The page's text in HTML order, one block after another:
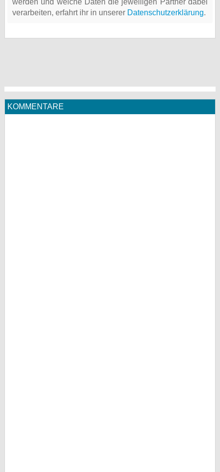
werden und welche Daten die jeweiligen Partner dabei
verarbeiten, erfahrt ihr in unserer Datenschutzerklärung.
KOMMENTARE